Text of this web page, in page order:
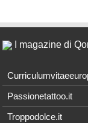
I magazine di
Passionetattoo.it
Troppodolce.it